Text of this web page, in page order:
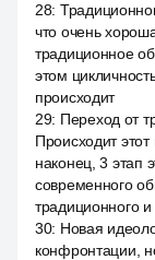
28:
что очень
традиционное
этом
происходит
29: Переход от
Происходит
наконец, 3 этап
современного
традиционного и
30: Новая
конфронтации,